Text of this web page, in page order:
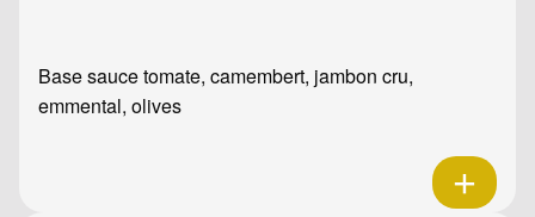
Base sauce tomate, camembert, jambon cru,
emmental, olives